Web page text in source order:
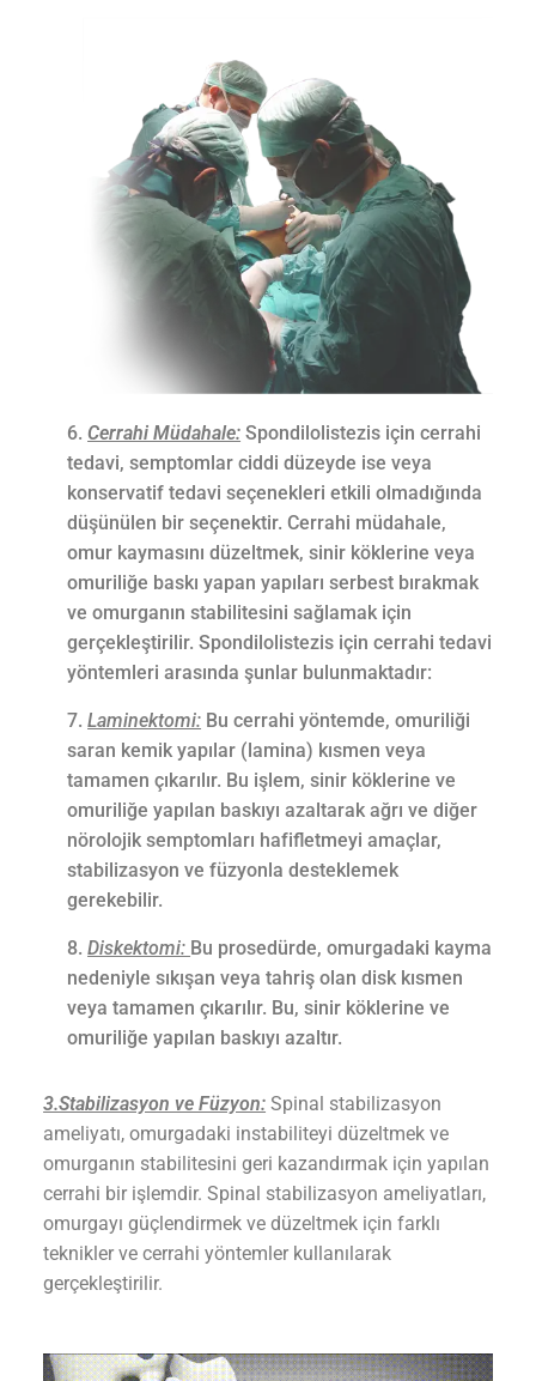
Cerrahi Müdahale: Spondilolistezis için cerrahi
tedavi, semptomlar ciddi düzeyde ise veya
konservatif tedavi seçenekleri etkili olmadığında
düşünülen bir seçenektir. Cerrahi müdahale,
omur kaymasını düzeltmek, sinir köklerine veya
omuriliğe baskı yapan yapıları serbest bırakmak
ve omurganın stabilitesini sağlamak için
gerçekleştirilir. Spondilolistezis için cerrahi tedavi
yöntemleri arasında şunlar bulunmaktadır:
Laminektomi: Bu cerrahi yöntemde, omuriliği
saran kemik yapılar (lamina) kısmen veya
tamamen çıkarılır. Bu işlem, sinir köklerine ve
omuriliğe yapılan baskıyı azaltarak ağrı ve diğer
nörolojik semptomları hafifletmeyi amaçlar,
stabilizasyon ve füzyonla desteklemek
gerekebilir.
Diskektomi: Bu prosedürde, omurgadaki kayma
nedeniyle sıkışan veya tahriş olan disk kısmen
veya tamamen çıkarılır. Bu, sinir köklerine ve
omuriliğe yapılan baskıyı azaltır.
3.Stabilizasyon ve Füzyon: Spinal stabilizasyon
ameliyatı, omurgadaki instabiliteyi düzeltmek ve
omurganın stabilitesini geri kazandırmak için yapılan
cerrahi bir işlemdir. Spinal stabilizasyon ameliyatları,
omurgayı güçlendirmek ve düzeltmek için farklı
teknikler ve cerrahi yöntemler kullanılarak
gerçekleştirilir.